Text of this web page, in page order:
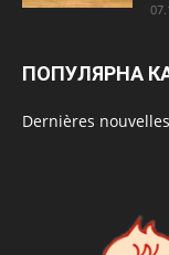
ПОПУЛЯРНА
Dernières